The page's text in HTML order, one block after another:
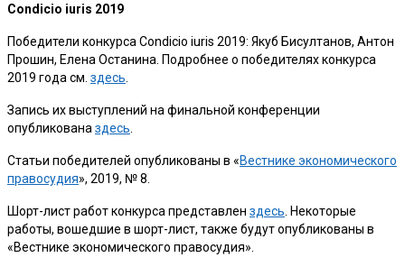
Condicio iuris 2019
Победители конкурса Condicio iuris 2019: Якуб Бисултанов, Антон
Прошин, Елена Останина. Подробнее о победителях конкурса
2019 года см. здесь
Запись их выступлений на финальной конференции
опубликована здесь
Статьи победителей опубликованы в «Вестнике экономического
правосудия», 2019, № 8.
Шорт-лист работ конкурса представлен здесь . Некоторые
работы, вошедшие в шорт-лист, также будут опубликованы в
«Вестнике экономического правосудия».